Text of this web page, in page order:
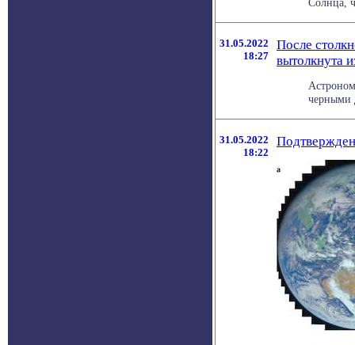
31.05.2022
18:27
После
вытолкнута
черными
31.05.2022
18:22